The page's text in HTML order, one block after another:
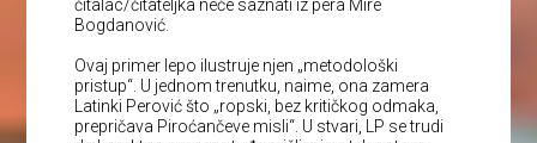
čitalac/čitateljka neće saznati iz pera Mire
Bogdanović.
Ovaj primer lepo ilustruje njen „metodološki
pristup“. U jednom trenutku, naime, ona zamera
Latinki Perović što „ropski, bez kritičkog odmaka,
prepričava Piroćančeve misli“. U stvari, LP se trudi